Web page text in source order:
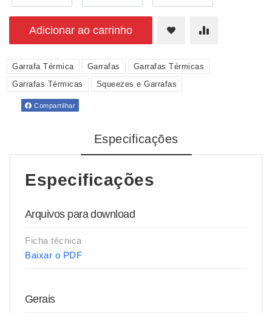
Adicionar ao carrinho
Garrafa Térmica Garrafas
Garrafas Térmicas
Garrafas Térmicas
Squeezes e Garrafas
Compartilhar
Especificações
Especificações
Arquivos para download
Ficha técnica
Baixar o PDF
Gerais